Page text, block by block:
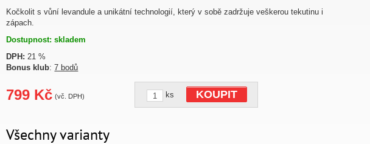
Kočkolit s vůní levandule a unikátní technologií, který v sobě zadržuje veškerou tekutinu i
zápach.
Dostupnost: skladem
DPH: 21 %
Bonus klub:7 bodů
799 Kč (vč. DPH) ks KOUPIT
Všechny varianty